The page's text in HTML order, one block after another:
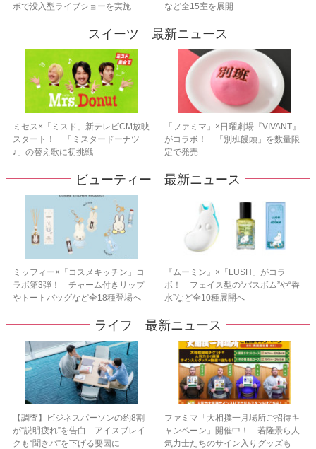
ボで没入型ライブショーを実施
など全15室を展開
スイーツ 最新ニュース
ミセス×「ミスド」新テレビCM放映
スタート！ 「ミスタードーナツ
♪」の替え歌に初挑戦
「ファミマ」×日曜劇場『VIVANT』
がコラボ！ 「別班饅頭」を数量限
定で発売
ビューティー 最新ニュース
ミッフィー×「コスメキッチン」コ
ラボ第3弾！ チャーム付きリップ
やトートバッグなど全18種登場へ
『ムーミン』×「LUSH」がコラ
ボ！ フェイス型の“バスボム”や“香
水”など全10種展開へ
ライフ 最新ニュース
【調査】ビジネスパーソンの約8割
が“説明疲れ”を告白 アイスブレイ
クも“聞きパ”を下げる要因に
ファミマ「大相撲一月場所ご招待キ
ャンペーン」開催中！ 若隆景ら人
気力士たちのサイン入りグッズも